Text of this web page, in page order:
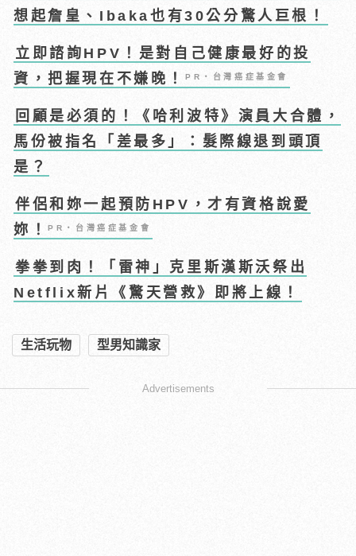
想起詹皇、Ibaka也有30公分驚人巨根！
立即諮詢HPV！是對自己健康最好的投
資，把握現在不嫌晚！PR・台灣癌症基金會
回顧是必須的！《哈利波特》演員大合體，
馬份被指名「差最多」：髮際線退到頭頂
是？
伴侶和妳一起預防HPV，才有資格說愛
妳！PR・台灣癌症基金會
拳拳到肉！「雷神」克里斯漢斯沃祭出
Netflix新片《驚天營救》即將上線！
生活玩物 型男知識家
Advertisements